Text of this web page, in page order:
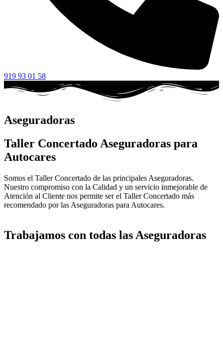
919 93 01 58
Aseguradoras
Taller Concertado Aseguradoras para
Autocares
Somos el Taller Concertado de las principales Aseguradoras.
Nuestro compromiso con la Calidad y un servicio inmejorable de
Atención al Cliente nos permite ser el Taller Concertado más
recomendado por las Aseguradoras para Autocares.
Trabajamos con todas las Aseguradoras